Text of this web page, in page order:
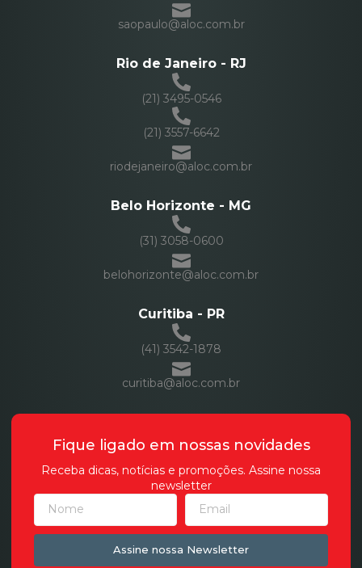
saopaulo@aloc.com.br
Rio de Janeiro - RJ
(21) 3495-0546
(21) 3557-6642
riodejaneiro@aloc.com.br
Belo Horizonte - MG
(31) 3058-0600
belohorizonte@aloc.com.br
Curitiba - PR
(41) 3542-1878
curitiba@aloc.com.br
Fique ligado em nossas novidades
Receba dicas, notícias e promoções. Assine nossa
newsletter
Assine nossa Newsletter